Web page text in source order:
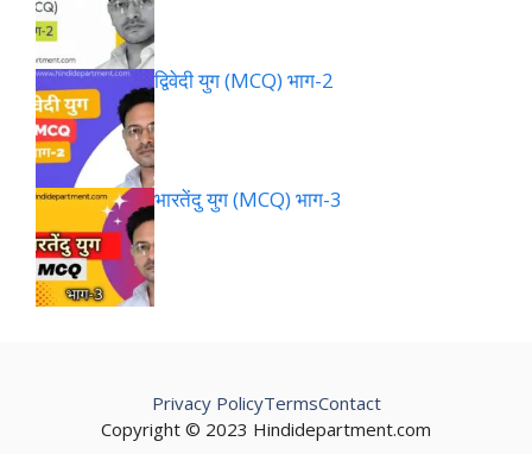
द्विवेदी युग (MCQ) भाग-2
भारतेंदु युग (MCQ) भाग-3
Copyright © 2023 Hindidepartment.com
Privacy PolicyTermsContact